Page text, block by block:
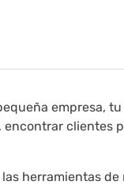
empresa,
encontrar clientes
herramientas